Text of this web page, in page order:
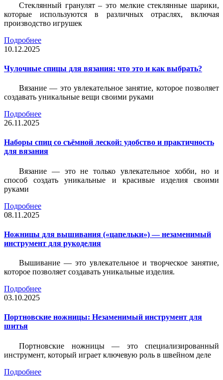
Стеклянный гранулят – это мелкие стеклянные шарики,
которые используются в различных отраслях, включая
производство игрушек
Подробнее
10.12.2025
Чулочные спицы для вязания: что это и как выбрать?
Вязание — это увлекательное занятие, которое позволяет
создавать уникальные вещи своими руками
Подробнее
26.11.2025
Наборы спиц со съёмной леской: удобство и практичность
для вязания
Вязание — это не только увлекательное хобби, но и
способ создать уникальные и красивые изделия своими
руками
Подробнее
08.11.2025
Ножницы для вышивания («цапельки») — незаменимый
инструмент для рукоделия
Вышивание — это увлекательное и творческое занятие,
которое позволяет создавать уникальные изделия.
Подробнее
03.10.2025
Портновские ножницы: Незаменимый инструмент для
шитья
Портновские ножницы — это специализированный
инструмент, который играет ключевую роль в швейном деле
Подробнее